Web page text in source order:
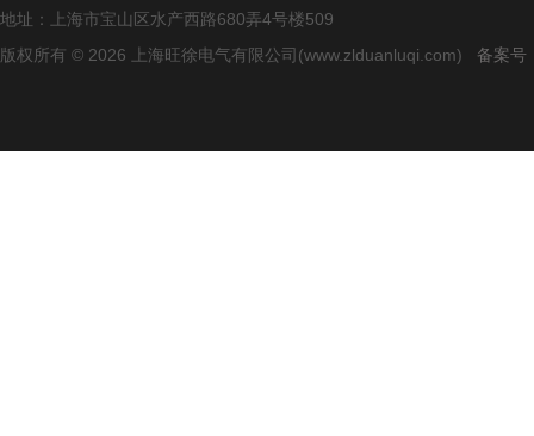
地址：上海市宝山区水产西路680弄4号楼509
版权所有 © 2026 上海旺徐电气有限公司(www.zlduanluqi.com) 备案号